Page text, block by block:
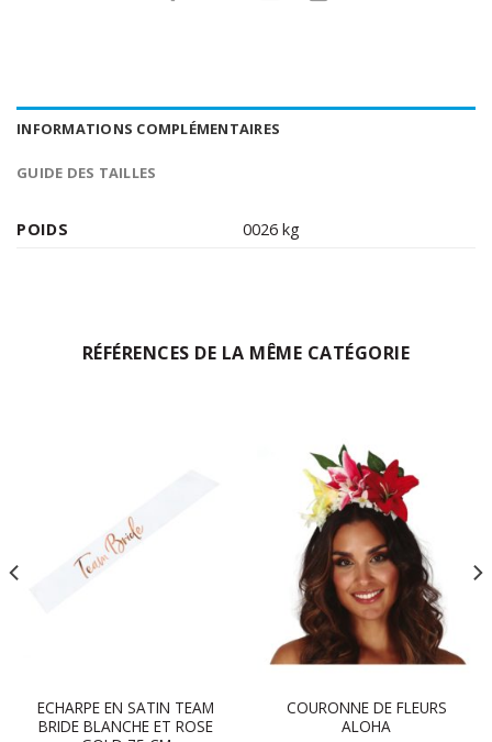
INFORMATIONS COMPLÉMENTAIRES
GUIDE DES TAILLES
POIDS 0026 kg
RÉFÉRENCES DE LA MÊME CATÉGORIE
ECHARPE EN SATIN TEAM
BRIDE BLANCHE ET ROSE
COURONNE DE FLEURS
ALOHA